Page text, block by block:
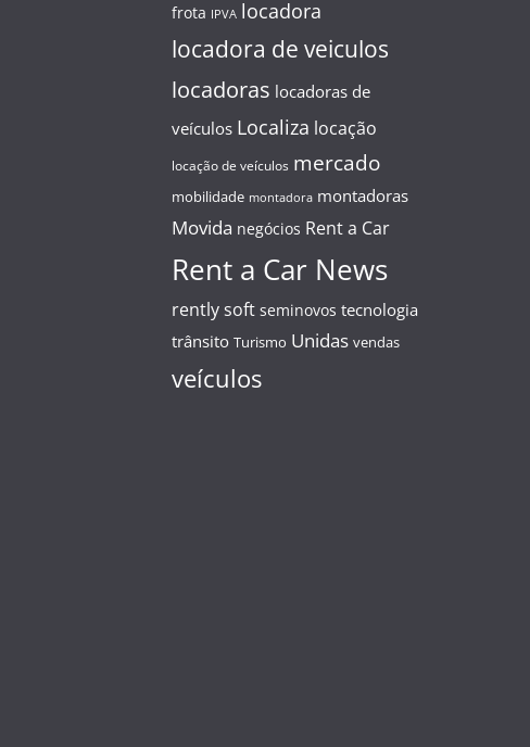
frota IPVA locadora
locadora de veiculos
locadoras locadoras de
veículos Localiza locação
locação de veículos mercado
mobilidade montadora montadoras
Movida negócios Rent a Car
Rent a Car News
rently soft seminovos tecnologia
trânsito Turismo Unidas vendas
veículos